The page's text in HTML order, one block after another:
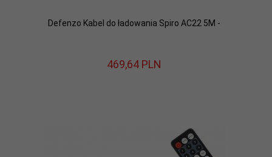
Defenzo Kabel do ładowania Spiro AC22 5M -
469,64 PLN